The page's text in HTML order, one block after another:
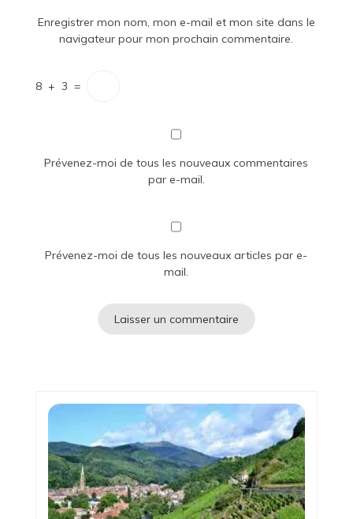
Enregistrer mon nom, mon e-mail et mon site dans le
navigateur pour mon prochain commentaire.
8 + 3 =
Prévenez-moi de tous les nouveaux commentaires
par e-mail.
Prévenez-moi de tous les nouveaux articles par e-
mail.